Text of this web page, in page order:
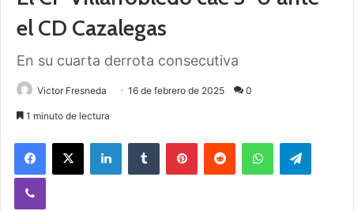
el CD Cazalegas
En su cuarta derrota consecutiva
Victor Fresneda 16 de febrero de 2025 0
1 minuto de lectura